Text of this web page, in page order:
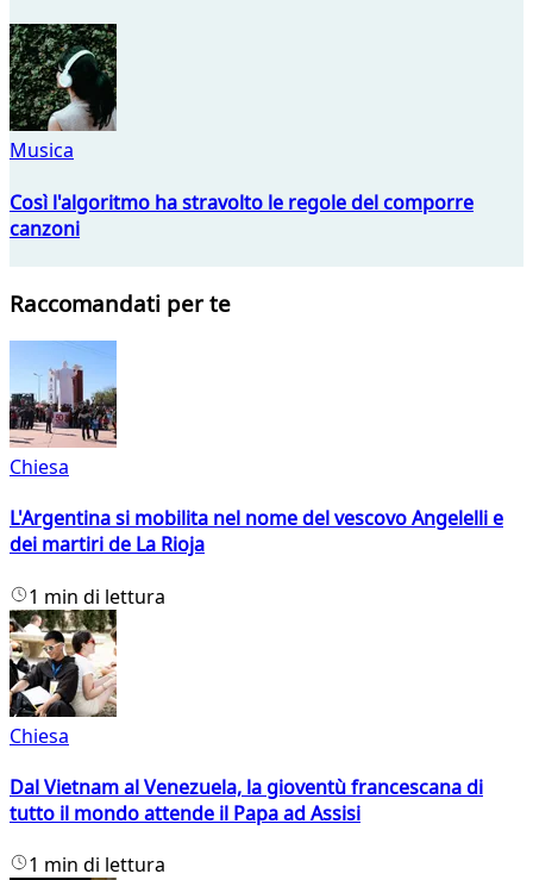
Musica
Così l'algoritmo ha stravolto le regole del comporre
canzoni
Raccomandati per te
Chiesa
L'Argentina si mobilita nel nome del vescovo Angelelli e
dei martiri de La Rioja
1 min di lettura
Chiesa
Dal Vietnam al Venezuela, la gioventù francescana di
tutto il mondo attende il Papa ad Assisi
1 min di lettura